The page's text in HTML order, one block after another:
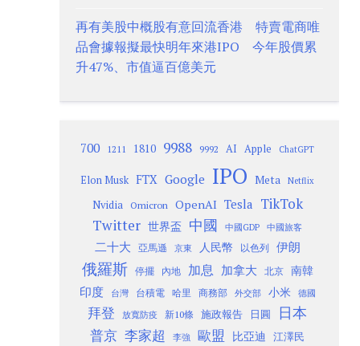
再有美股中概股有意回流香港 特賣電商唯
品會據報擬最快明年來港IPO 今年股價累
升47%、市值逼百億美元
700 1211 1810 9988 9992 AI Apple ChatGPT
Elon Musk FTX Google IPO Meta Netflix
Nvidia Omicron OpenAI Tesla TikTok
Twitter 世界盃 中國 中國GDP 中國旅客
二十大 亞馬遜 京東 人民幣 以色列 伊朗
俄羅斯 停擺 內地 加息 加拿大 北京
南韓
印度
台灣 台積電 哈里 商務部 外交部 小米 德國
拜登 放寬防疫 新10條 施政報告 日圓 日本
普京 李家超 李強 歐盟 比亞迪 江澤民